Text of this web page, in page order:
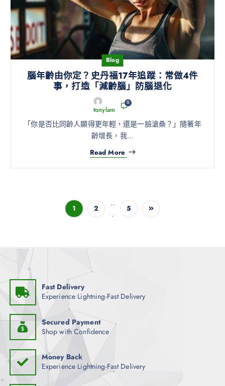
Blog
腦年齡由你定？史丹福17年追蹤：常做4件
事，打造「減齡腦」防腦退化
tonylam
0
「你是否比同齡人顯得更年輕，還是一臉滄桑？」隨著年
齡增長，我…
Read More
1 2
..
.
5
Fast Delivery
Experience Lightning-Fast Delivery
Secured Payment
Shop with Confidence
Money Back
Experience Lightning-Fast Delivery